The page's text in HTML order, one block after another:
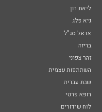
ליאת רון
גיא פלג
אראל סג"ל
בריזה
זהר צפוני
השתתפות עצמית
שבת עברית
רופא פרטי
לוח שידורים